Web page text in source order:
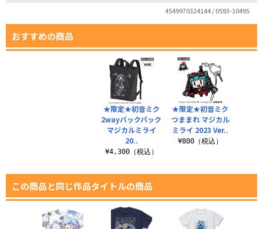
4549970324144 / 0593-1049S
おすすめの商品
★限定★初音ミク
2wayバックパック
マジカルミライ
20..
¥4,300（税込）
★限定★初音ミク
つままれ マジカル
ミライ 2023 Ver..
¥800（税込）
この商品と同じ作品タイトルの商品